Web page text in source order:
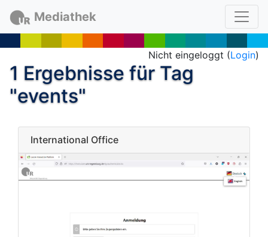
Mediathek
Nicht eingeloggt (Login)
1 Ergebnisse für Tag
"events"
International Office